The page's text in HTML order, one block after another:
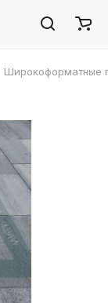
Широкоформатные